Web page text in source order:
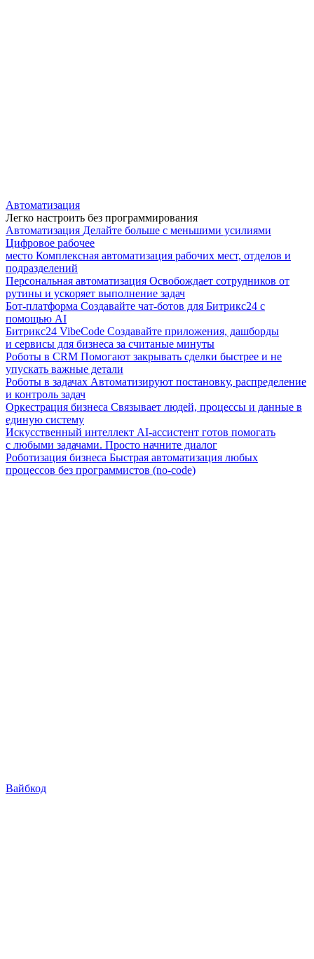
Автоматизация
Легко настроить без программирования
Автоматизация Делайте больше с меньшими усилиями
Цифровое рабочее
место Комплексная автоматизация рабочих мест, отделов и
подразделений
Персональная автоматизация Освобождает сотрудников от
рутины и ускоряет выполнение задач
Бот-платформа Создавайте чат-ботов для Битрикс24 с
помощью AI
Битрикс24 VibeCode Создавайте приложения, дашборды
и сервисы для бизнеса за считаные минуты
Роботы в CRM Помогают закрывать сделки быстрее и не
упускать важные детали
Роботы в задачах Автоматизируют постановку, распределение
и контроль задач
Оркестрация бизнеса Связывает людей, процессы и данные в
единую систему
Искусственный интеллект AI-ассистент готов помогать
с любыми задачами. Просто начните диалог
Роботизация бизнеса Быстрая автоматизация любых
процессов без программистов (no-code)
Вайбкод